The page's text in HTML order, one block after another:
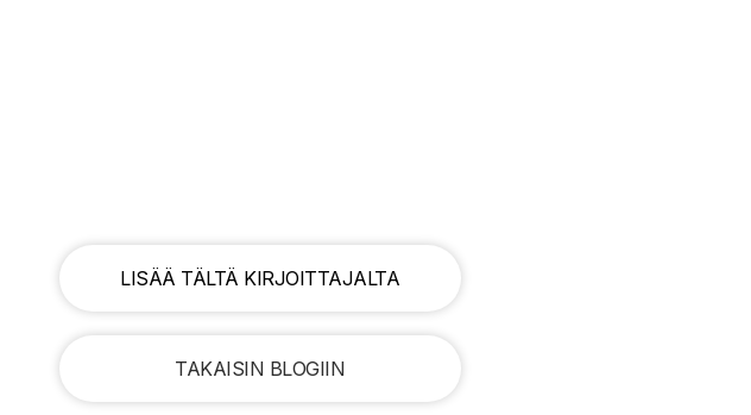
LISÄÄ TÄLTÄ KIRJOITTAJALTA
TAKAISIN BLOGIIN